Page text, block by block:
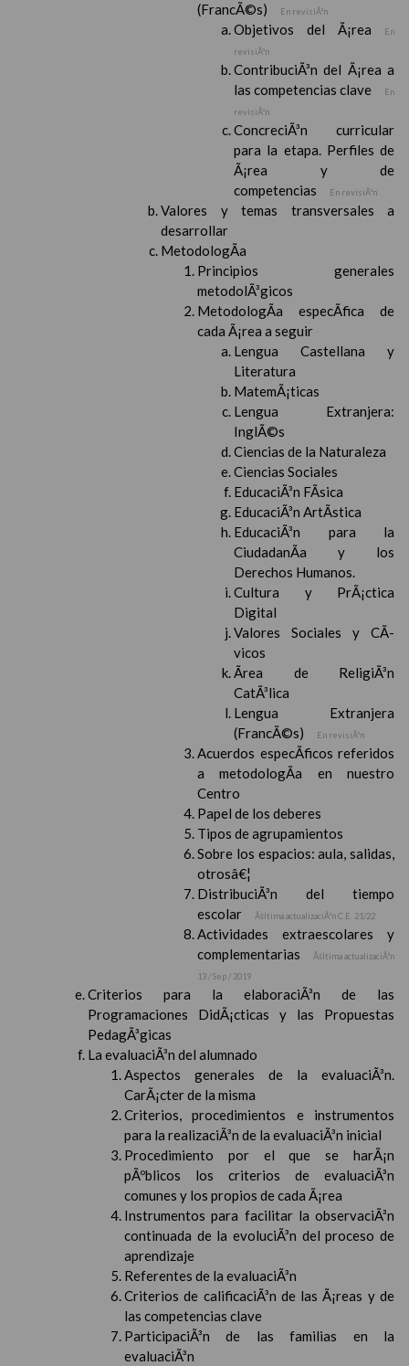
(FrancÃ©s) En revisiÃ³n
Objetivos del Ã¡rea
En
revisiÃ³n
ContribuciÃ³n del Ã¡rea a
las competencias clave
En
revisiÃ³n
ConcreciÃ³n curricular
para la etapa. Perfiles de
Ã¡rea y de
competencias
En revisiÃ³n
Valores y temas transversales a
desarrollar
MetodologÃ­a
Principios generales
metodolÃ³gicos
MetodologÃ­a especÃ­fica de
cada Ã¡rea a seguir
Lengua Castellana y
Literatura
MatemÃ¡ticas
Lengua Extranjera:
InglÃ©s
Ciencias de la Naturaleza
Ciencias Sociales
EducaciÃ³n FÃ­sica
EducaciÃ³n ArtÃ­stica
EducaciÃ³n para la
CiudadanÃ­a y los
Derechos Humanos.
Cultura y PrÃ¡ctica
Digital
Valores Sociales y CÃ­
vicos
Ãrea de ReligiÃ³n
CatÃ³lica
Lengua Extranjera
(FrancÃ©s)
En revisiÃ³n
Acuerdos especÃ­ficos referidos
a metodologÃ­a en nuestro
Centro
Papel de los deberes
Tipos de agrupamientos
Sobre los espacios: aula, salidas,
otrosâ€¦
DistribuciÃ³n del tiempo
escolar
Ãšltima actualizaciÃ³n C.E. 21/22
Actividades extraescolares y
complementarias
Ãšltima actualizaciÃ³n
13 / Sep / 2019
Criterios para la elaboraciÃ³n de las
Programaciones DidÃ¡cticas y las Propuestas
PedagÃ³gicas
La evaluaciÃ³n del alumnado
Aspectos generales de la evaluaciÃ³n.
CarÃ¡cter de la misma
Criterios, procedimientos e instrumentos
para la realizaciÃ³n de la evaluaciÃ³n inicial
Procedimiento por el que se harÃ¡n
pÃºblicos los criterios de evaluaciÃ³n
comunes y los propios de cada Ã¡rea
Instrumentos para facilitar la observaciÃ³n
continuada de la evoluciÃ³n del proceso de
aprendizaje
Referentes de la evaluaciÃ³n
Criterios de calificaciÃ³n de las Ã¡reas y de
las competencias clave
ParticipaciÃ³n de las familias en la
evaluaciÃ³n